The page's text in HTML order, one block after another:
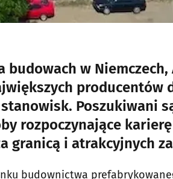
budowach w
producentów
Poszukiwani
rozpoczynające
granicą i atrakcyjnych
budownictwa